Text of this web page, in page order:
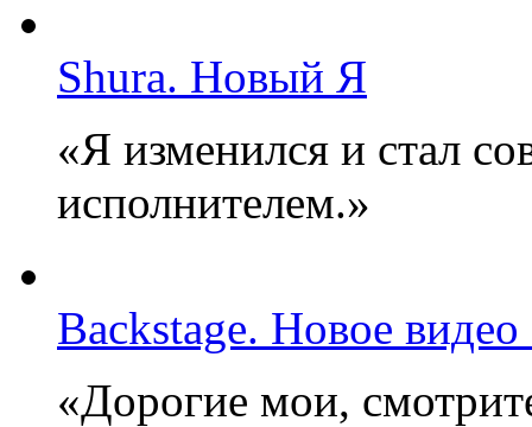
Shura. Новый Я
«Я изменился и стал
исполнителем.»
Backstage. Новое
«Дорогие мои,